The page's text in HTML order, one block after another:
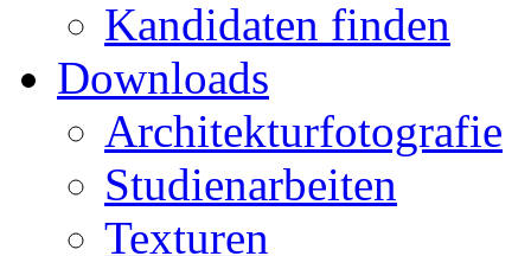
Kandidaten finden
Downloads
Architekturfotografie
Studienarbeiten
Texturen